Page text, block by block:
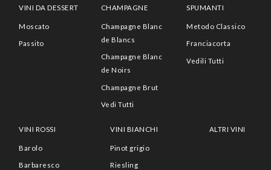
VINI DA DESSERT
Moscato
Passito
CHAMPAGNE
Champagne Blanc
de Blancs
Champagne Blanc
de Noirs
Champagne Brut
Vedi Tutti
SPUMANTI
Metodo Classico
Franciacorta
Vedili Tutti
VINI ROSSI
Barolo
Barbaresco
VINI BIANCHI
Pinot grigio
Riesling
ALTRI VINI